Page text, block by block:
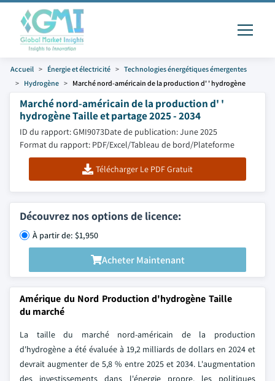
Accueil Énergie et électricité
Technologies énergétiques émergentes
Hydrogène
Marché nord-américain de la production d' ' hydrogène
Marché nord-américain de la production d' '
hydrogène Taille et partage 2025 - 2034
ID du rapport: GMI9073Date de publication: June 2025
Format du rapport: PDF/Excel/Tableau de bord/Plateforme
Télécharger Le PDF Gratuit
Découvrez nos options de licence:
À partir de: $1,950
Acheter Maintenant
Amérique du Nord Production d'hydrogène Taille
du marché
La taille du marché nord-américain de la production
d'hydrogène a été évaluée à 19,2 milliards de dollars en 2024 et
devrait augmenter de 5,8 % entre 2025 et 2034. L'augmentation
des investissements dans l'énergie propre, les politiques